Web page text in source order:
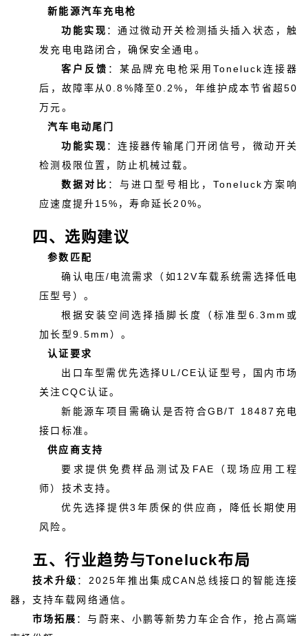
新能源汽车充电枪
功能实现 ：通过微动开关检测插头插入状态，触
发充电电路闭合，确保安全通电。
客户反馈 ：某品牌充电枪采用Toneluck连接器
后，故障率从0.8%降至0.2%，年维护成本节省超50
万元。
汽车电动尾门
功能实现 ：连接器传输尾门开闭信号，微动开关
检测极限位置，防止机械过载。
数据对比 ：与进口型号相比，Toneluck方案响
应速度提升15%，寿命延长20%。
四、选购建议
参数匹配
确认电压/电流需求（如12V车载系统需选择低电
压型号）。
根据安装空间选择插脚长度（标准型6.3mm或
加长型9.5mm）。
认证要求
出口车型需优先选择UL/CE认证型号，国内市场
关注CQC认证。
新能源车项目需确认是否符合GB/T 18487充电
接口标准。
供应商支持
要求提供免费样品测试及FAE（现场应用工程
师）技术支持。
优先选择提供3年质保的供应商，降低长期使用
风险。
五、行业趋势与Toneluck布局
技术升级 ：2025年推出集成CAN总线接口的智能连接
器，支持车载网络通信。
市场拓展 ：与蔚来、小鹏等新势力车企合作，抢占高端